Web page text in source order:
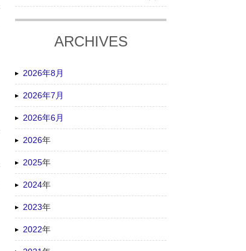
ARCHIVES
2026年8月
2026年7月
2026年6月
2026年
2025年
2024年
2023年
2022年